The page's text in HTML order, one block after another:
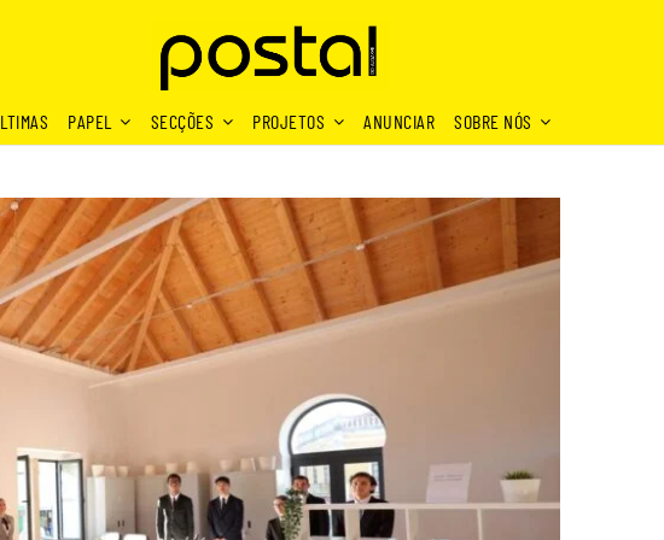
PAPEL SECÇÕES PROJETOS ANUNCIAR SOBRE NÓS